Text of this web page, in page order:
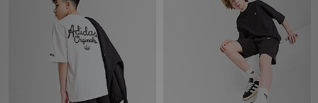
Geschenkkarte
Filialfinder